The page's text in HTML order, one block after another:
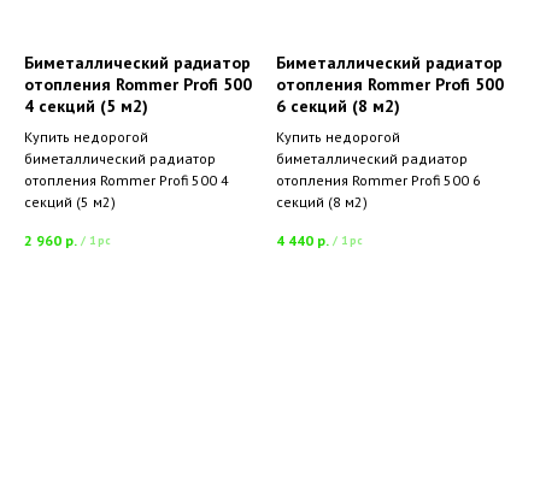
Биметаллический радиатор
отопления Rommer Profi 500
4 секций (5 м2)
Купить недорогой
биметаллический радиатор
отопления Rommer Profi 500 4
секций (5 м2)
2 960 р. / 1 pc
Биметаллический радиатор
отопления Rommer Profi 500
6 секций (8 м2)
Купить недорогой
биметаллический радиатор
отопления Rommer Profi 500 6
секций (8 м2)
4 440 р. / 1 pc